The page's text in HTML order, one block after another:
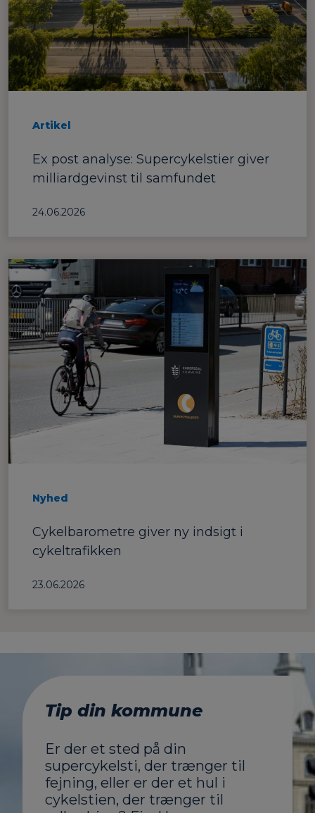
Artikel
Ex post analyse: Supercykelstier giver
milliardgevinst til samfundet
24.06.2026
Nyhed
Cykelbarometre giver ny indsigt i
cykeltrafikken
23.06.2026
Tip din kommune
Er der et sted på din
supercykelsti, der trænger til
fejning, eller er der et hul i
cykelstien, der trænger til